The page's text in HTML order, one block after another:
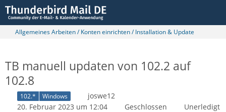
Allgemeines Arbeiten / Konten einrichten / Installation & Update
TB manuell updaten von 102.2 auf
102.8
102.* Windows
joswe12
20. Februar 2023 um 12:04
Geschlossen Unerledigt